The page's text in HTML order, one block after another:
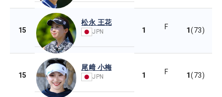
15
松永 王花
JPN 1 F 1(73)
15
尾﨑 小梅
JPN 1 F 1(73)